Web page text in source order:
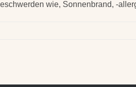
wie, Sonnenbrand, -